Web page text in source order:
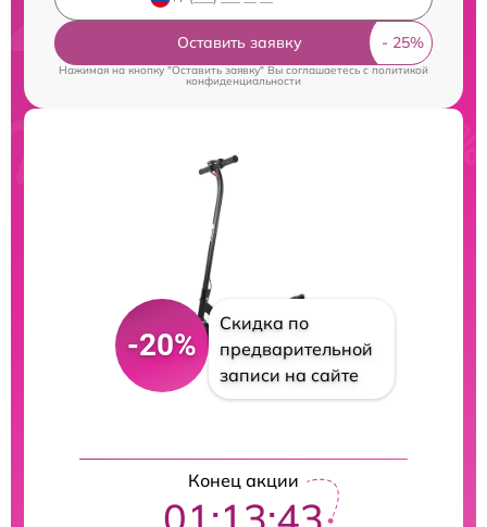
Оставить заявку
Нажимая на кнопку "Оставить заявку" Вы соглашаетесь cполитикой
конфиденциальности
-20%
Скидка по
предварительной
записи на сайте
Конец акции